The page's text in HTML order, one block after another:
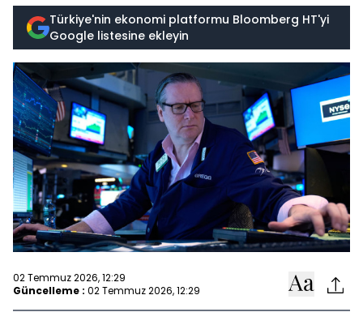
Türkiye'nin ekonomi platformu Bloomberg HT'yi
Google listesine ekleyin
02 Temmuz 2026, 12:29
Güncelleme : 02 Temmuz 2026, 12:29